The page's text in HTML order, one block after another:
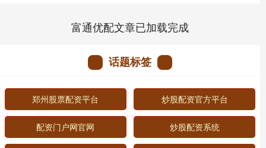
富通优配文章已加载完成
话题标签
郑州股票配资平台 炒股配资官方平台
配资门户网官网 炒股配资系统